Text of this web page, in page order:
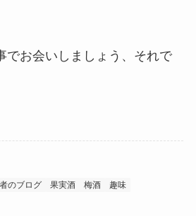
でお会いしましょう、それで
のブログ 果実酒 梅酒 趣味